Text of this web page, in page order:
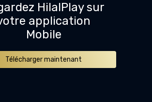
HilalPlay sur
application
Mobile
Télécharger maintenant